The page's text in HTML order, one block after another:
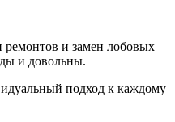
и замен лобовых
и довольны.
подход к каждому